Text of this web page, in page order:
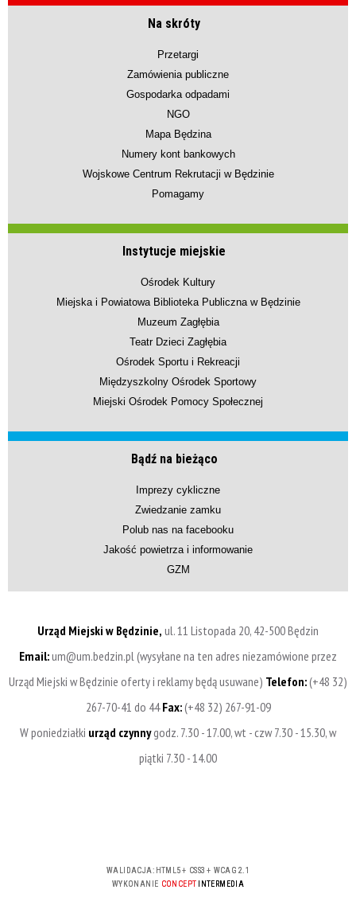
Na skróty
Przetargi
Zamówienia publiczne
Gospodarka odpadami
NGO
Mapa Będzina
Numery kont bankowych
Wojskowe Centrum Rekrutacji w Będzinie
Pomagamy
Instytucje miejskie
Ośrodek Kultury
Miejska i Powiatowa Biblioteka Publiczna w Będzinie
Muzeum Zagłębia
Teatr Dzieci Zagłębia
Ośrodek Sportu i Rekreacji
Międzyszkolny Ośrodek Sportowy
Miejski Ośrodek Pomocy Społecznej
Bądź na bieżąco
Imprezy cykliczne
Zwiedzanie zamku
Polub nas na facebooku
Jakość powietrza i informowanie
GZM
Urząd Miejski w Będzinie, ul. 11 Listopada 20, 42-500 Będzin
Email:um@um.bedzin.pl (wysyłane na ten adres niezamówione przez
Urząd Miejski w Będzinie oferty i reklamy będą usuwane) Telefon:(+48 32)
267-70-41 do 44Fax:(+48 32) 267-91-09
W poniedziałki urząd czynnygodz. 7.30 - 17.00, wt - czw 7.30 - 15.30, w
piątki 7.30 - 14.00
WALIDACJA: HTML5+ CSS3 + WCAG 2.1
WYKONANIE CONCEPT INTERMEDIA